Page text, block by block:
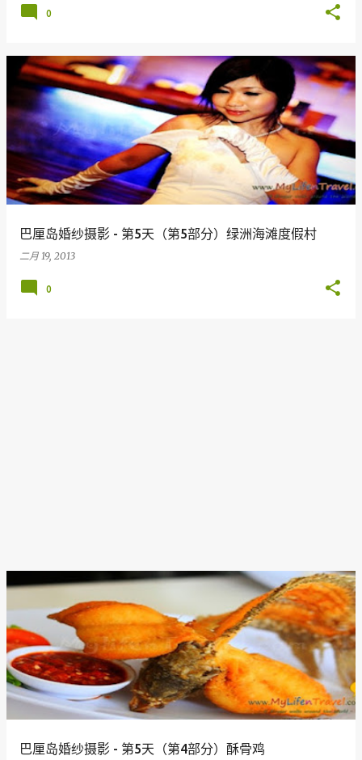
0
巴厘岛婚纱摄影 - 第5天（第5部分）绿洲海滩度假村
二月 19, 2013
0
巴厘岛婚纱摄影 - 第5天（第4部分）酥骨鸡